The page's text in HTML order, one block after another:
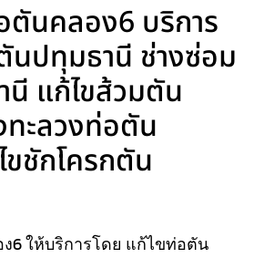
ตันคลอง6 บริการ
นปทุมธานี ช่างซ่อม
แก้ไขส้วมตัน
ะลวงท่อตัน
ชักโครกตัน
6 ให้บริการโดย แก้ไขท่อตัน